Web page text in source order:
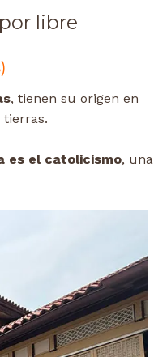
libre
, tienen su origen en
tierras.
es el catolicismo, una